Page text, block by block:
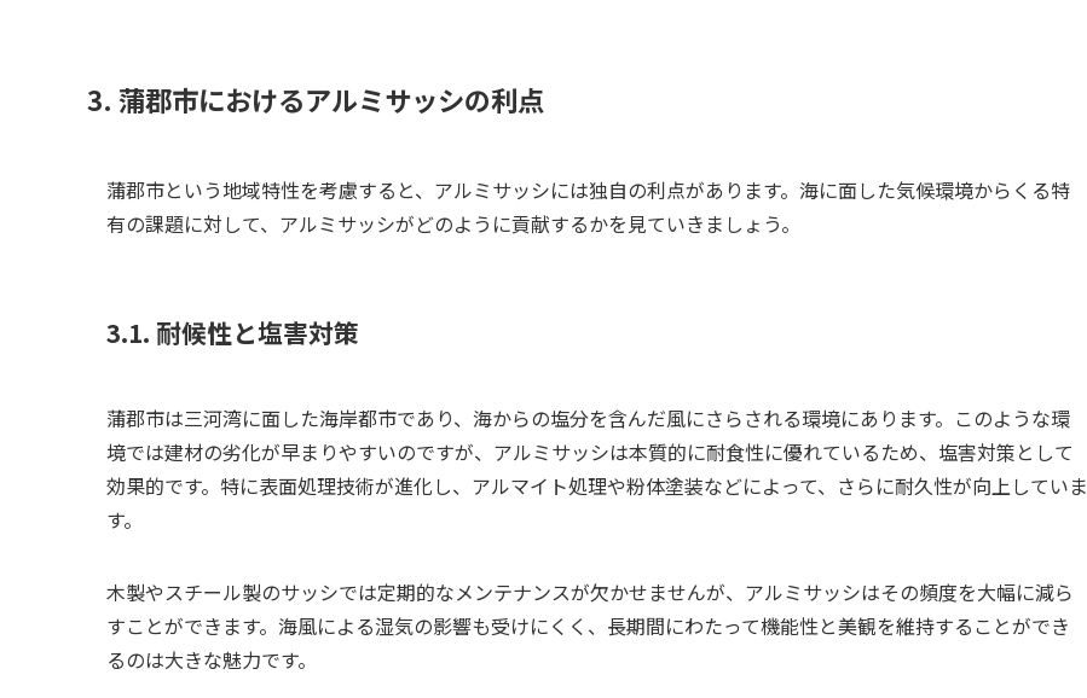
3. 蒲郡市におけるアルミサッシの利点
蒲郡市という地域特性を考慮すると、アルミサッシには独自の利点があります。海に面した気候環境からくる特
有の課題に対して、アルミサッシがどのように貢献するかを見ていきましょう。
3.1. 耐候性と塩害対策
蒲郡市は三河湾に面した海岸都市であり、海からの塩分を含んだ風にさらされる環境にあります。このような環
境では建材の劣化が早まりやすいのですが、アルミサッシは本質的に耐食性に優れているため、塩害対策として
効果的です。特に表面処理技術が進化し、アルマイト処理や粉体塗装などによって、さらに耐久性が向上していま
す。
木製やスチール製のサッシでは定期的なメンテナンスが欠かせませんが、アルミサッシはその頻度を大幅に減ら
すことができます。海風による湿気の影響も受けにくく、長期間にわたって機能性と美観を維持することができ
るのは大きな魅力です。